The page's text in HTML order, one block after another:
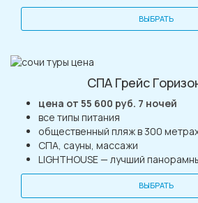
ВЫБРАТЬ
СПА Грейс
цена от 55 600 руб. 7 ночей
все типы питания
общественный пляж в 300
СПА, сауны, массажи
LIGHTHOUSE — лучший
ВЫБРАТЬ